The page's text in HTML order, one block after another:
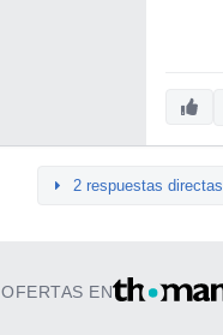
2 respuestas directas
OFERTAS EN